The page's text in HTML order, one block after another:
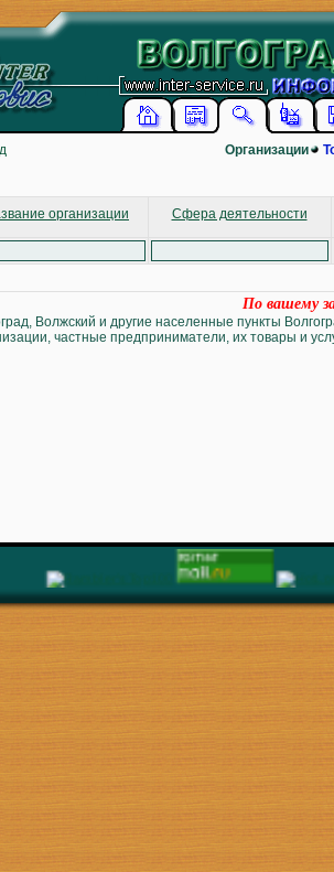
Организации
организации Сфера деятельности
По вашему
Волжский и другие населенные пункты
частные предприниматели, их товары и